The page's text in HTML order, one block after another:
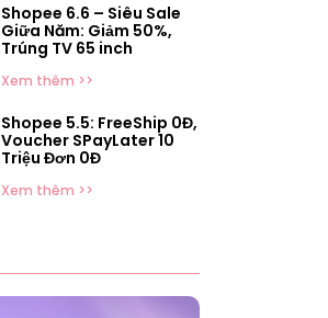
Shopee 6.6 – Siêu Sale
Giữa Năm: Giảm 50%,
Trúng TV 65 inch
Xem thêm >>
Shopee 5.5: FreeShip 0Đ,
Voucher SPayLater 10
Triệu Đơn 0Đ
Xem thêm >>